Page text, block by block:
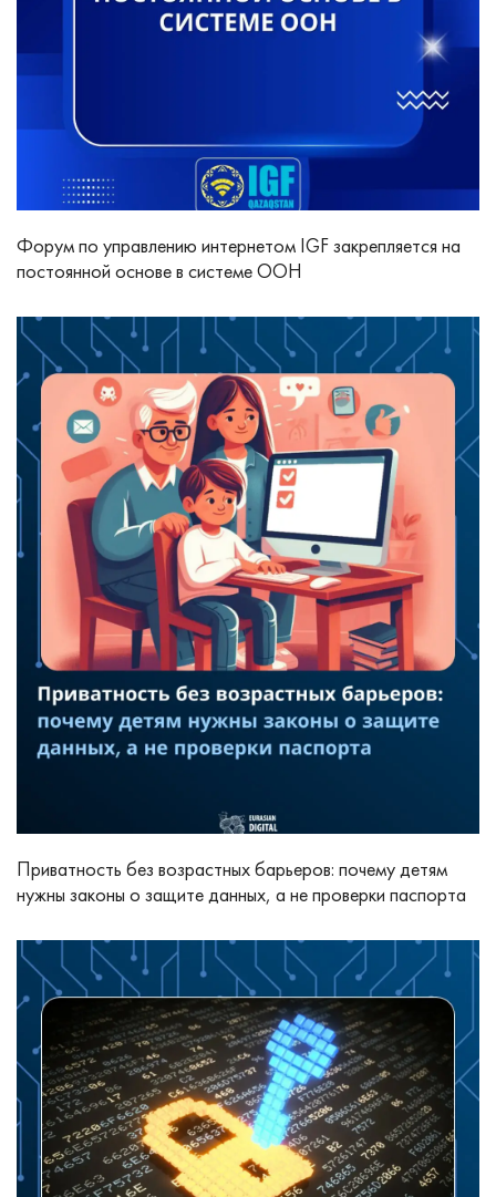
Форум по управлению интернетом IGF закрепляется на
постоянной основе в системе ООН
Приватность без возрастных барьеров: почему детям
нужны законы о защите данных, а не проверки паспорта